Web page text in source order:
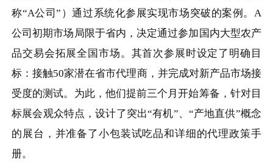
称“A公司”）通过系统化参展实现市场突破的案例。A
公司初期市场局限于省内，决定通过参加国内大型农产
品交易会拓展全国市场。其首次参展时设定了明确目
标：接触50家潜在省市代理商，并完成对新产品市场接
受度的测试。为此，他们提前三个月开始筹备，针对目
标展会观众特点，设计了突出“有机”、“产地直供”概念
的展台，并准备了小包装试吃品和详细的代理政策手
册。